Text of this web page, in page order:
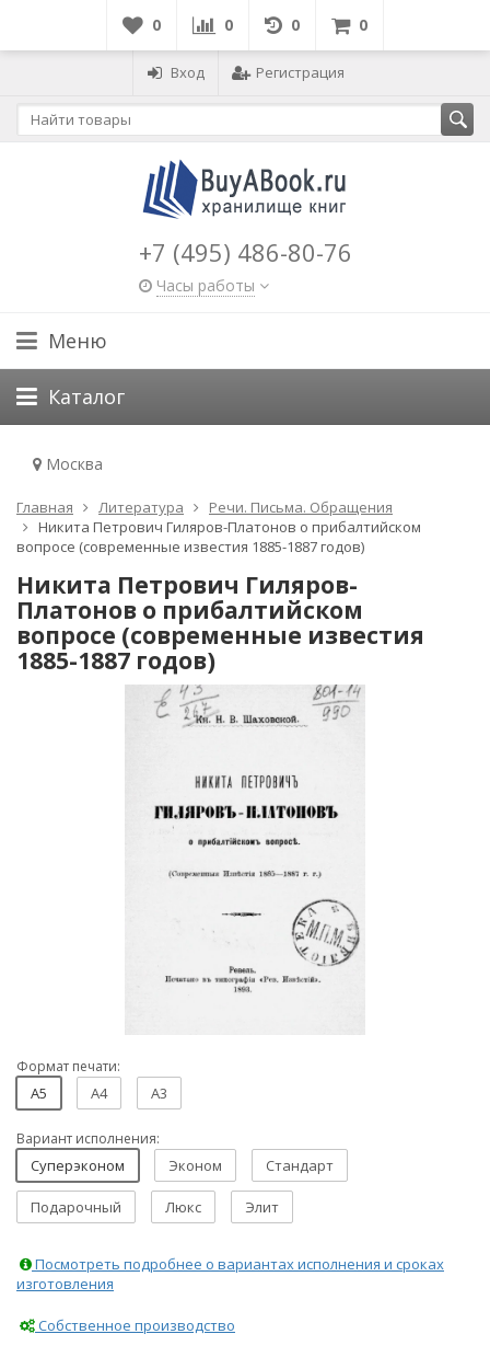
0 0 0 0
Вход Регистрация
+7 (495) 486-80-76
Часы работы
Меню
Каталог
Москва
Главная Литература
Речи. Письма. Обращения
Никита Петрович Гиляров-Платонов о прибалтийском
вопросе (современные известия 1885-1887 годов)
Никита Петрович Гиляров-
Платонов о прибалтийском
вопросе (современные известия
1885-1887 годов)
Формат печати:
A5 A4 A3
Вариант исполнения:
Суперэконом Эконом Стандарт
Подарочный Люкс Элит
Посмотреть подробнее о вариантах исполнения и сроках
изготовления
Собственное производство